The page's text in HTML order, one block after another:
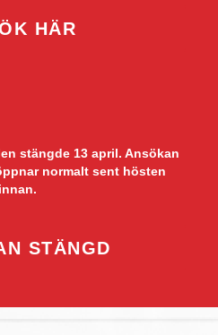
HÄR
normalt sent hösten
innan.
STÄNGD